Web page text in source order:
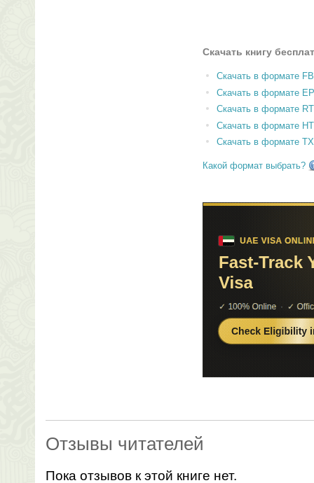
Скачать книгу
Скачать в формате
Скачать в формате
Скачать в формате
Скачать в формате
Скачать в формате
Какой формат выбрать?
Отзывы читателей
Пока отзывов к этой книге нет.